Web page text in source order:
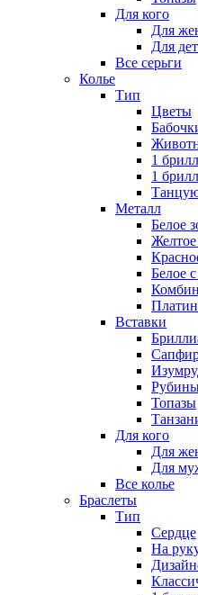
Для кого
Для
Для
Все серьги
Колье
Тип
Цветы
1
1
Металл
Белое
Желтое
Белое
Вставки
Топазы
Для кого
Для
Для
Все колье
Браслеты
Тип
Сердце
На